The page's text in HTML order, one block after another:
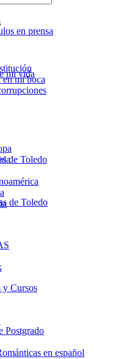
en prensa
mi vida
de Toledo
de Toledo
y Cursos
Postgrado
en mi boca
en español